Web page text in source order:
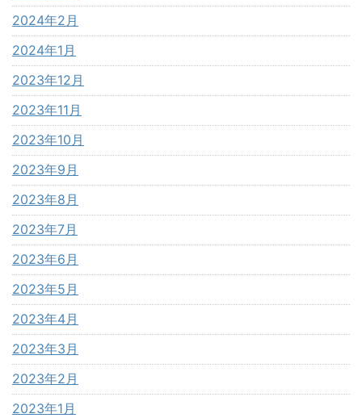
2024年2月
2024年1月
2023年12月
2023年11月
2023年10月
2023年9月
2023年8月
2023年7月
2023年6月
2023年5月
2023年4月
2023年3月
2023年2月
2023年1月